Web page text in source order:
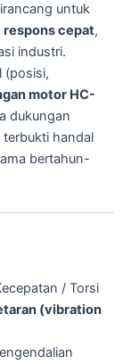
untuk
respons cepat,
industri.
(posisi,
motor HC-
dukungan
handal
bertahun-
/ Torsi
(vibration